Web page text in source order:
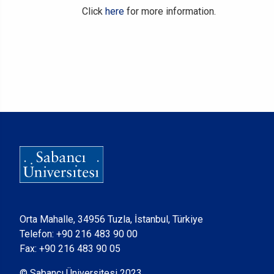
Click here for more information.
Orta Mahalle, 34956 Tuzla, İstanbul, Türkiye
Telefon: +90 216 483 90 00
Fax: +90 216 483 90 05